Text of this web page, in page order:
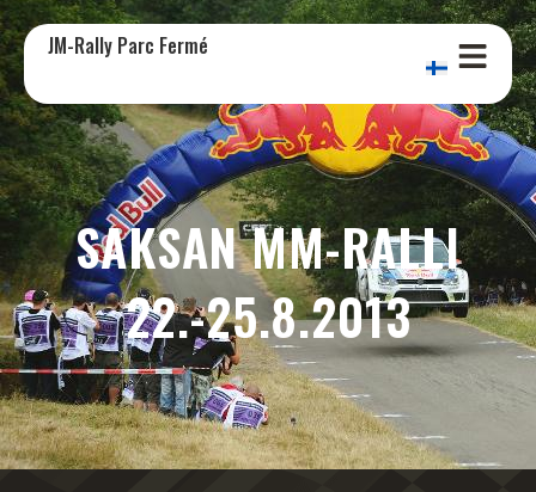
JM-Rally Parc Fermé
SAKSAN MM-RALLI
22.-25.8.2013